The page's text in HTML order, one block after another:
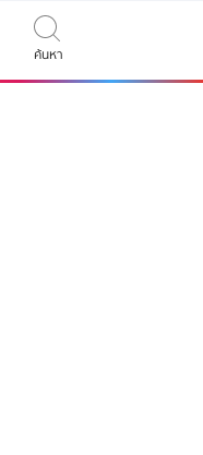
ค้นหา